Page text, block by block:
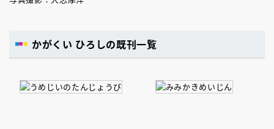
かがくい ひろしの既刊一覧